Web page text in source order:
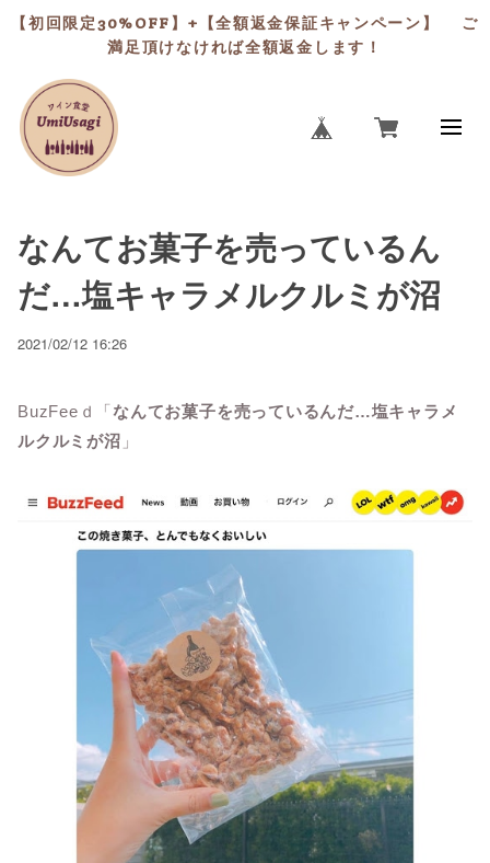
【初回限定30%OFF】+【全額返金保証キャンペーン】 ご
満足頂けなければ全額返金します！
なんてお菓子を売っているん
だ…塩キャラメルクルミが沼
2021/02/12 16:26
BuzFeeｄ「なんてお菓子を売っているんだ…塩キャラメ
ルクルミが沼 」